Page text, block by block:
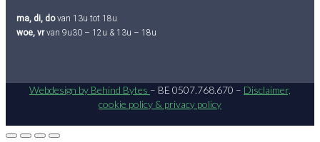
ma, di, dovan 13u tot 18u
woe, vrvan 9u30 – 12u & 13u – 18u
Webdesign by Behind Bytes – BE 0507.768.670 – Disclaimer,
cookie policy & privacy policy